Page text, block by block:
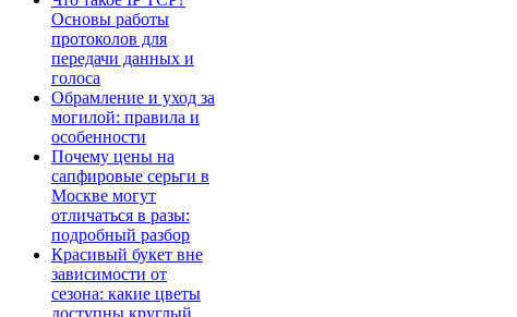
Основы работы
протоколов для
передачи данных и
голоса
Обрамление и уход за
могилой: правила и
особенности
Почему цены на
сапфировые серьги в
Москве могут
отличаться в разы:
подробный разбор
Красивый букет вне
зависимости от
сезона: какие цветы